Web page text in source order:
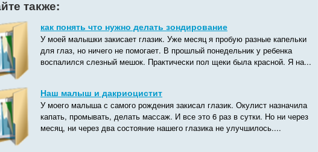
также:
как понять что нужно делать зондирование
У моей малышки закисает глазик. Уже месяц я пробую разные капельки
для глаз, но ничего не помогает. В прошлый понедельник у ребенка
воспалился слезный мешок. Практически пол щеки была красной. Я на...
Наш малыш и дакриоцистит
У моего малыша с самого рождения закисал глазик. Окулист назначила
капать, промывать, делать массаж. И все это 6 раз в сутки. Но ни через
месяц, ни через два состояние нашего глазика не улучшилось....